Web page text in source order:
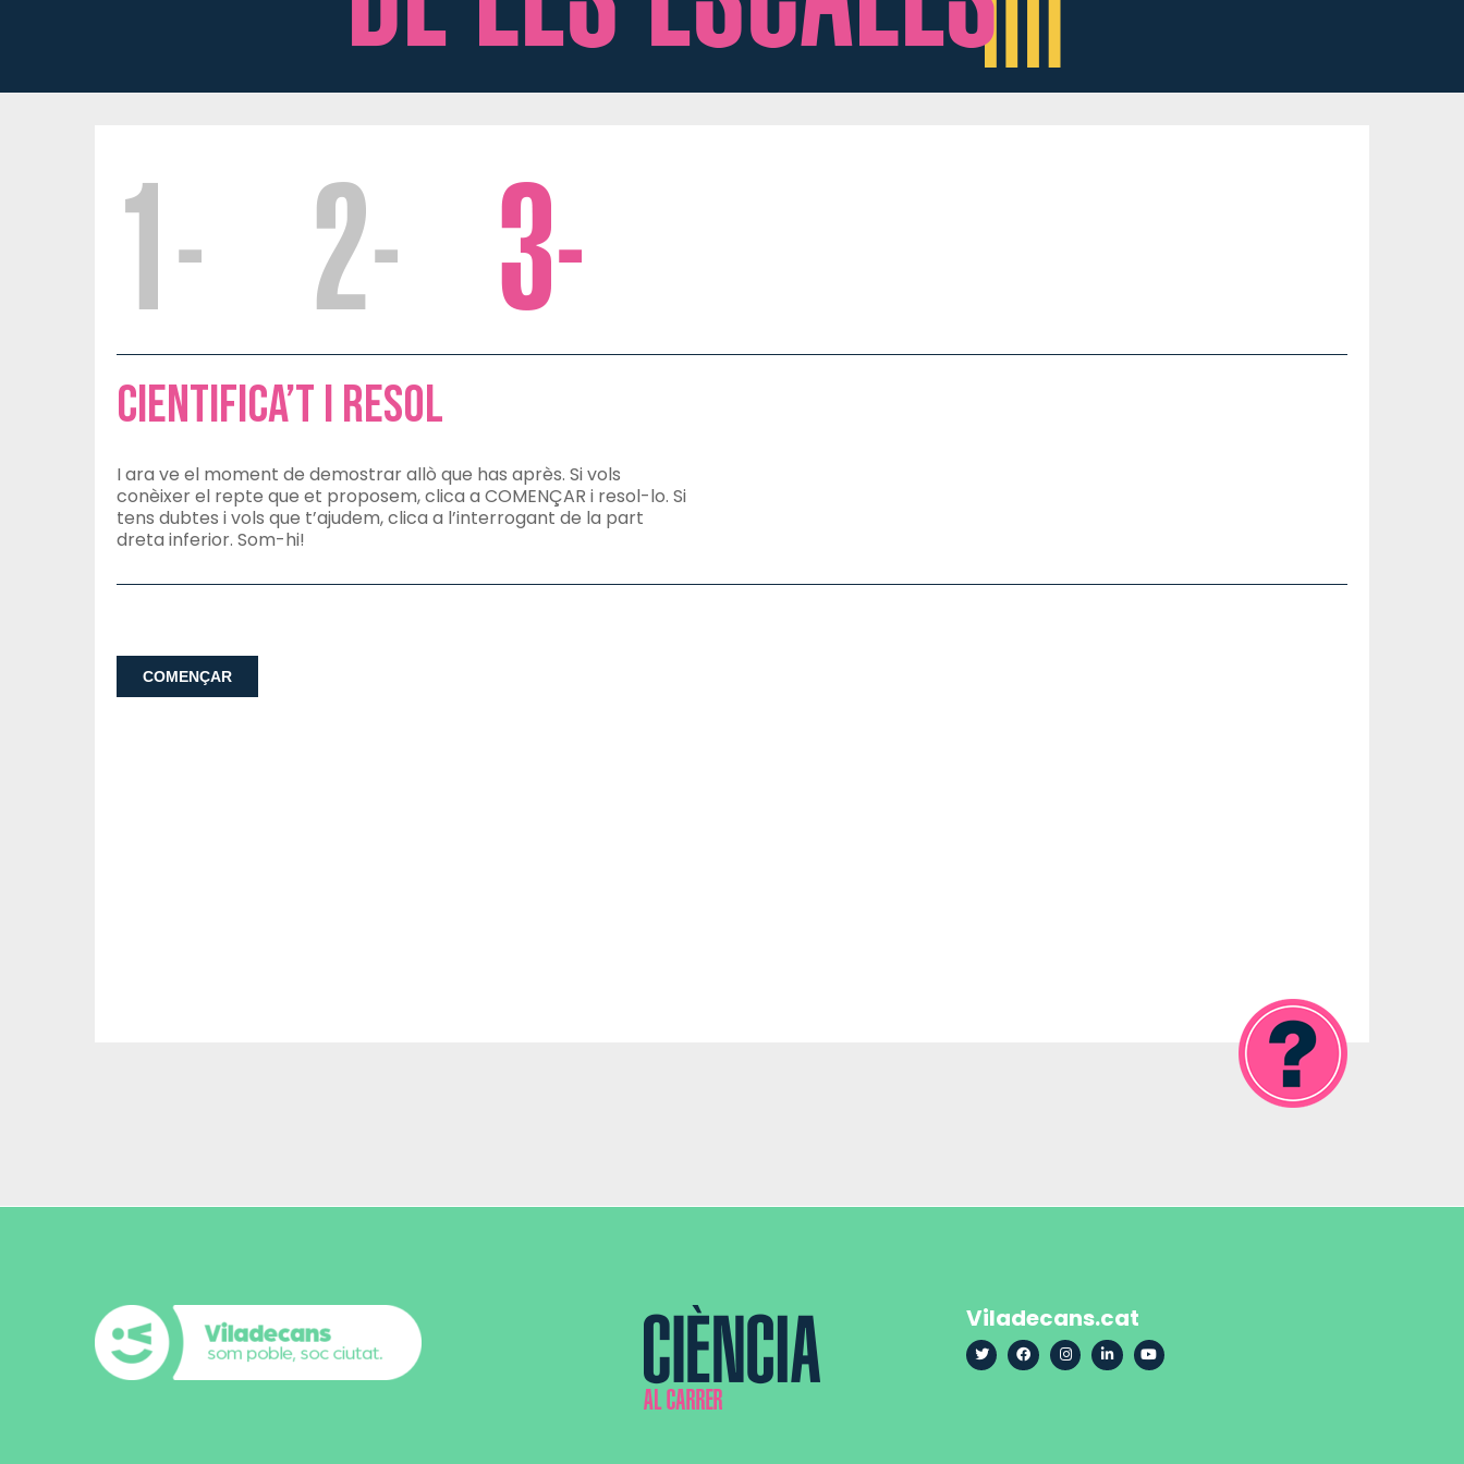
Cientifica’t i Resol
I ara ve el moment de demostrar allò que has après. Si vols
conèixer el repte que et proposem, clica a COMENÇAR i resol-lo. Si
tens dubtes i vols que t’ajudem, clica a l’interrogant de la part
dreta inferior. Som-hi!
Viladecans.cat
TwitterFacebookInstagram
LinkedInYouTube